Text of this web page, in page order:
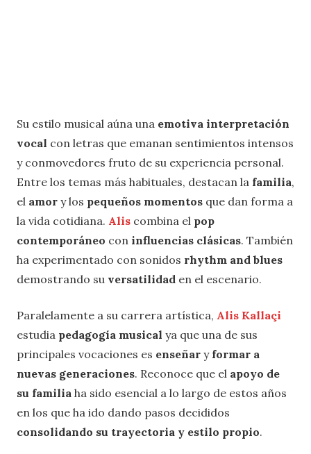
Su estilo musical aúna una emotiva interpretación
vocal con letras que emanan sentimientos intensos
y conmovedores fruto de su experiencia personal.
Entre los temas más habituales, destacan la familia,
el amor y los pequeños momentos que dan forma a
la vida cotidiana. Alis combina el pop
contemporáneo con influencias clásicas. También
ha experimentado con sonidos rhythm and blues
demostrando su versatilidad en el escenario.
Paralelamente a su carrera artística, Alis Kallaçi
estudia pedagogía musical ya que una de sus
principales vocaciones es enseñar y formar a
nuevas generaciones. Reconoce que el apoyo de
su familia ha sido esencial a lo largo de estos años
en los que ha ido dando pasos decididos
consolidando su trayectoria y estilo propio.